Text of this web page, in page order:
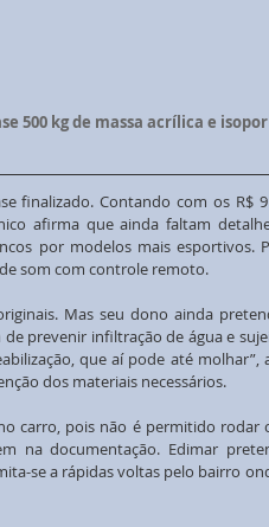
500 kg de massa acrílica e
finalizado. Contando com os R$
afirma que ainda faltam
por modelos mais esportivos.
som com controle remoto.
Mas seu dono ainda
prevenir infiltração de água e
que aí pode até molhar”,
dos materiais necessários.
carro, pois não é permitido rodar
na documentação. Edimar
se a rápidas voltas pelo bairro